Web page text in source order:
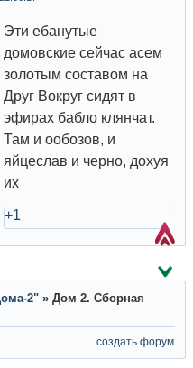
Эти ебанутые
домовские сейчас асем
золотым составом на
Друг Вокруг сидят в
эфирах бабло клянчат.
Там и ообозов, и
яйцеслав и черно, дохуя
их
+1
2" » Дом 2. Сборная
создать форум